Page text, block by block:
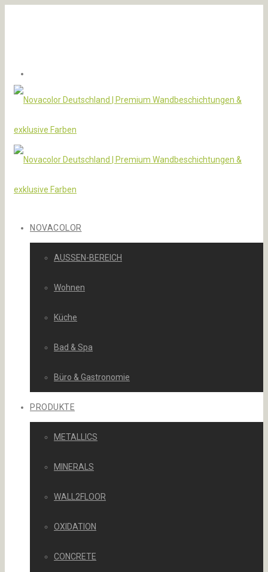
NOVACOLOR
AUSSEN-BEREICH
Wohnen
Küche
Bad & Spa
Büro & Gastronomie
PRODUKTE
METALLICS
MINERALS
WALL2FLOOR
OXIDATION
CONCRETE